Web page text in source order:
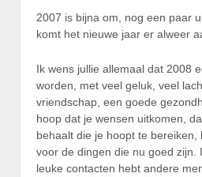
2007 is bijna om, nog een paar
komt het nieuwe jaar er alweer
Ik wens jullie allemaal dat 2008
worden, met veel geluk, veel
vriendschap, een goede
hoop dat je wensen uitkomen,
behaalt die je hoopt te
voor de dingen die nu goed zijn.
leuke contacten hebt andere